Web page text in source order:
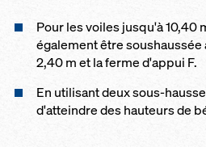
Pour les voiles jusqu'à 10,40
également être soushaussée
2,40 m et la ferme d'appui F.
En utilisant deux sous-
d'atteindre des hauteurs de